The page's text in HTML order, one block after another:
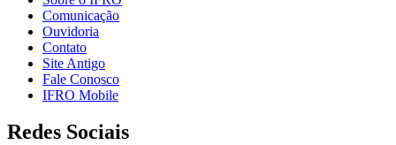
Comunicação
Ouvidoria
Contato
Site Antigo
Fale Conosco
IFRO Mobile
Redes Sociais